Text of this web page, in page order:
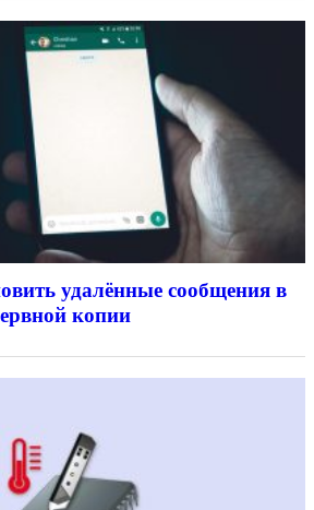
удалённые сообщения в
копии